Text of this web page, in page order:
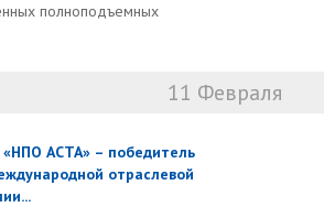
полноподъемных
11 Февраля
АСТА» – победитель
отраслевой